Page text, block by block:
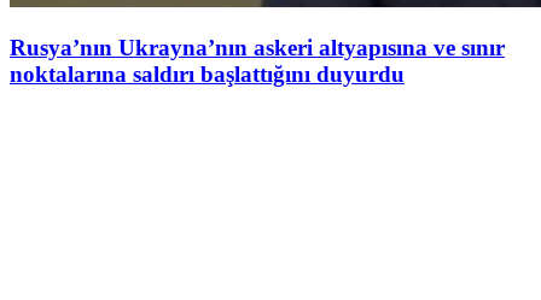
Rusya’nın Ukrayna’nın askeri altyapısına ve sınır
noktalarına saldırı başlattığını duyurdu